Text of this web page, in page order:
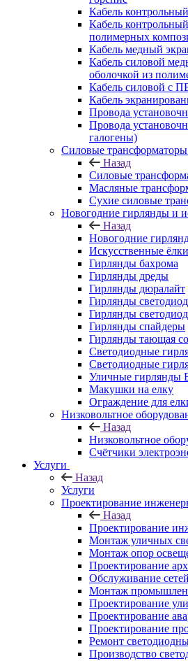
Кабель контрольный
Кабель
полимерных
Кабель медный
Кабель силовой
оболочкой из
Кабель силовой с
Кабель
Провода
Провода
галогены)
Силовые трансформаторы
Назад
Силовые
Масляные
Сухие силовые
Новогодние гирлянды и
Назад
Новогодние
Искусственные ёлки
Гирлянды бахрома
Гирлянды дреды
Гирлянды дюралайт
Гирлянды
Гирлянды
Гирлянды спайдеры
Гирлянды тающая
Светодиодные
Светодиодные
Уличные гирлянды
Макушки на елку
Ограждение для
Низковольтное
Назад
Низковольтное
Счётчики
Услуги
Назад
Услуги
Проектирование
Назад
Проектирование
Монтаж уличных
Монтаж опор
Проектирование
Обслуживание
Монтаж
Проектирование
Проектирование
Проектирование
Ремонт
Производство